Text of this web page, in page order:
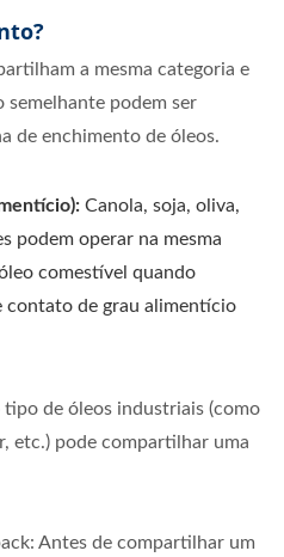
a mesma categoria e
podem ser
de enchimento de óleos.
Canola, soja, oliva,
podem operar na mesma
comestível quando
contato de grau alimentício
tipo de óleos industriais (como
etc.) pode compartilhar uma
Antes de compartilhar um